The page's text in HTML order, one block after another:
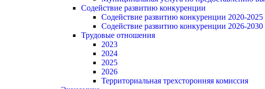
Содействие развитию конкуренции
Содействие развитию конкуренции 2020-2025
Содействие развитию конкуренции 2026-2030
Трудовые отношения
2023
2024
2025
2026
Территориальная трехсторонняя комиссия